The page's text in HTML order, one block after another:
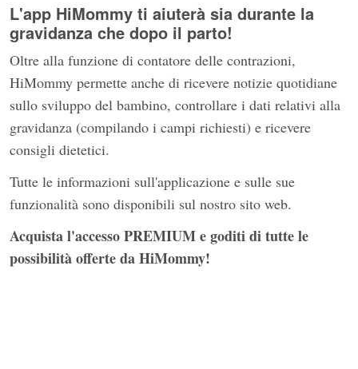
L'app HiMommy ti aiuterà sia durante la
gravidanza che dopo il parto!
Oltre alla funzione di contatore delle contrazioni,
HiMommy permette anche di ricevere notizie quotidiane
sullo sviluppo del bambino, controllare i dati relativi alla
gravidanza (compilando i campi richiesti) e ricevere
consigli dietetici.
Tutte le informazioni sull'applicazione e sulle sue
funzionalità sono disponibili sul nostro sito web.
Acquista l'accesso PREMIUM e goditi di tutte le
possibilità offerte da HiMommy!